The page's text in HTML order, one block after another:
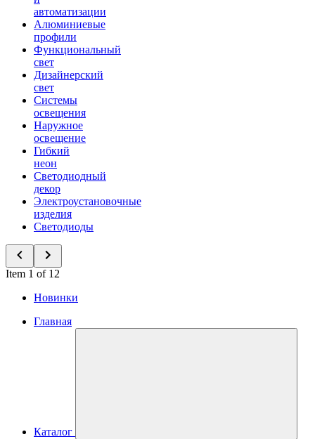
автоматизации
Алюминиевые
профили
Функциональный
свет
Дизайнерский
свет
Системы
освещения
Наружное
освещение
Гибкий
неон
Светодиодный
декор
Электроустановочные
изделия
Светодиоды
Item 1 of 12
Новинки
Главная
Каталог